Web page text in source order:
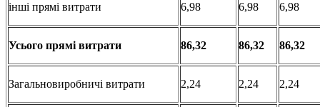
інші прямі витрати 6,98 6,98 6,98
Усього прямі витрати 86,32 86,32 86,32
Загальновиробничі витрати 2,24 2,24 2,24